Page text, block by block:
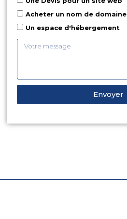
Acheter un nom de domaine
Un espace d'hébergement
Envoyer